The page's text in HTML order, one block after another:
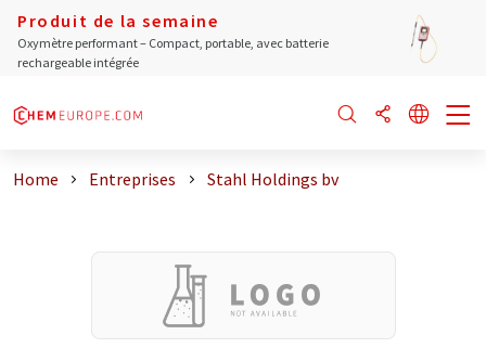
Produit de la semaine
Oxymètre performant – Compact, portable, avec batterie
rechargeable intégrée
Home Entreprises Stahl Holdings bv